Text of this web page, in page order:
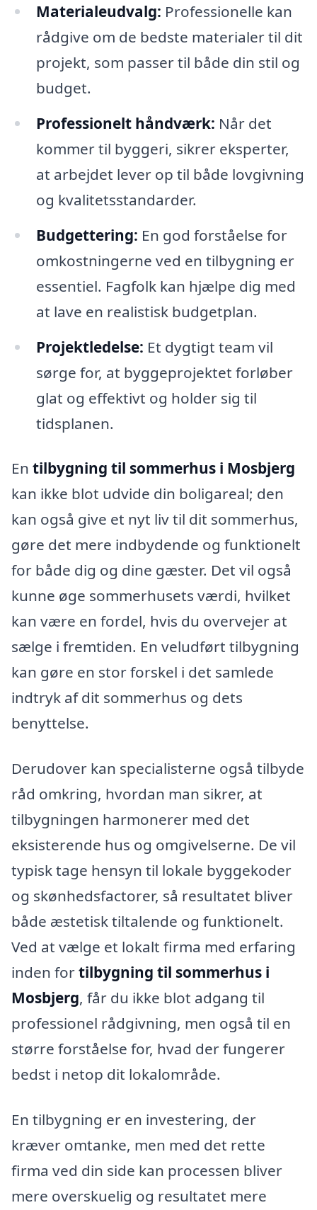
Materialeudvalg: Professionelle kan
rådgive om de bedste materialer til dit
projekt, som passer til både din stil og
budget.
Professionelt håndværk: Når det
kommer til byggeri, sikrer eksperter,
at arbejdet lever op til både lovgivning
og kvalitetsstandarder.
Budgettering: En god forståelse for
omkostningerne ved en tilbygning er
essentiel. Fagfolk kan hjælpe dig med
at lave en realistisk budgetplan.
Projektledelse: Et dygtigt team vil
sørge for, at byggeprojektet forløber
glat og effektivt og holder sig til
tidsplanen.
En tilbygning til sommerhus i Mosbjerg
kan ikke blot udvide din boligareal; den
kan også give et nyt liv til dit sommerhus,
gøre det mere indbydende og funktionelt
for både dig og dine gæster. Det vil også
kunne øge sommerhusets værdi, hvilket
kan være en fordel, hvis du overvejer at
sælge i fremtiden. En veludført tilbygning
kan gøre en stor forskel i det samlede
indtryk af dit sommerhus og dets
benyttelse.
Derudover kan specialisterne også tilbyde
råd omkring, hvordan man sikrer, at
tilbygningen harmonerer med det
eksisterende hus og omgivelserne. De vil
typisk tage hensyn til lokale byggekoder
og skønhedsfactorer, så resultatet bliver
både æstetisk tiltalende og funktionelt.
Ved at vælge et lokalt firma med erfaring
inden fortilbygning til sommerhus i
Mosbjerg, får du ikke blot adgang til
professionel rådgivning, men også til en
større forståelse for, hvad der fungerer
bedst i netop dit lokalområde.
En tilbygning er en investering, der
kræver omtanke, men med det rette
firma ved din side kan processen bliver
mere overskuelig og resultatet mere